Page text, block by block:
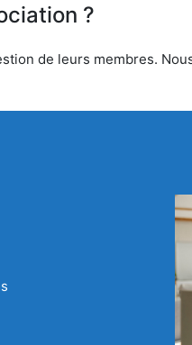
?
de leurs membres.